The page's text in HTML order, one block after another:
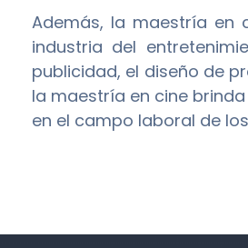
Además, la maestría
industria del
publicidad, el diseño de
la maestría en cine
en el campo laboral de